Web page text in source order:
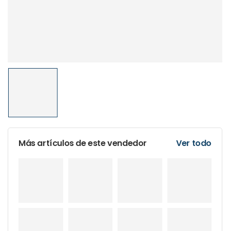
Más artículos de este vendedor Ver todo